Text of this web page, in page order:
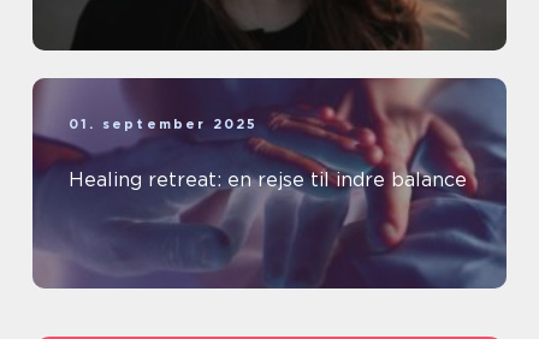
01. september 2025
Healing retreat: en rejse til indre balance